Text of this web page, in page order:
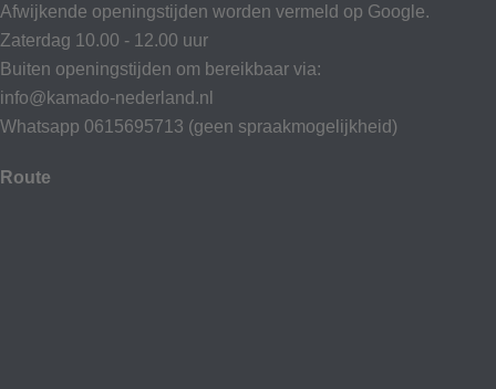
Afwijkende openingstijden worden vermeld op Google.
Zaterdag 10.00 - 12.00 uur
Buiten openingstijden om bereikbaar via:
info@kamado-nederland.nl
Whatsapp 0615695713 (geen spraakmogelijkheid)
Route